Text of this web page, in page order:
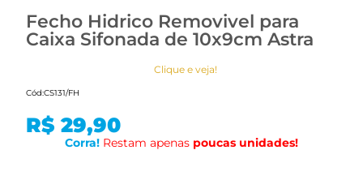
Fecho Hidrico Removivel para
Caixa Sifonada de 10x9cm Astra
Clique e veja!
Cód:CS131/FH
R$ 29,90
Corra! Restam apenas poucas unidades!